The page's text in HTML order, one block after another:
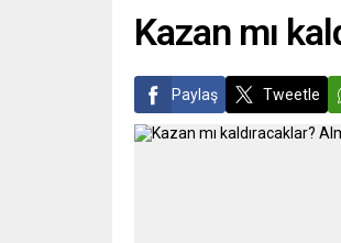
Kazan mı
Paylaş Tweetle